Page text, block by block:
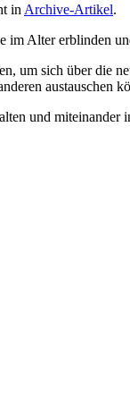
in Archive-Artikel.
Alter erblinden
um sich über die
austauschen
und